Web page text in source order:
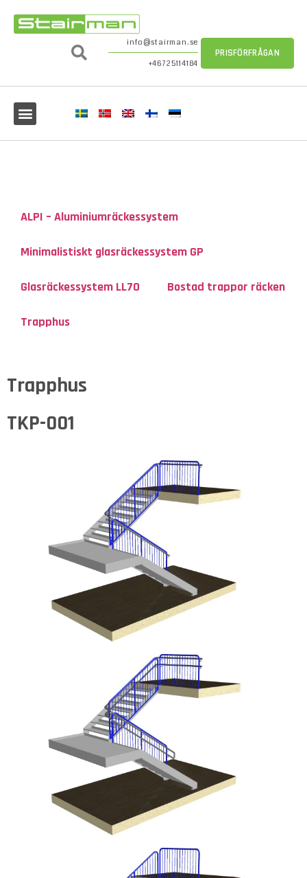
info@stairman.se
+46725114184
PRISFÖRFRÅGAN
ALPI – Aluminiumräckessystem
Minimalistiskt glasräckessystem GP
Glasräckessystem LL70 Bostad trappor räcken
Trapphus
Trapphus
TKP-001